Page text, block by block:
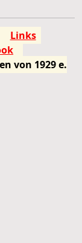
Links
von 1929 e.